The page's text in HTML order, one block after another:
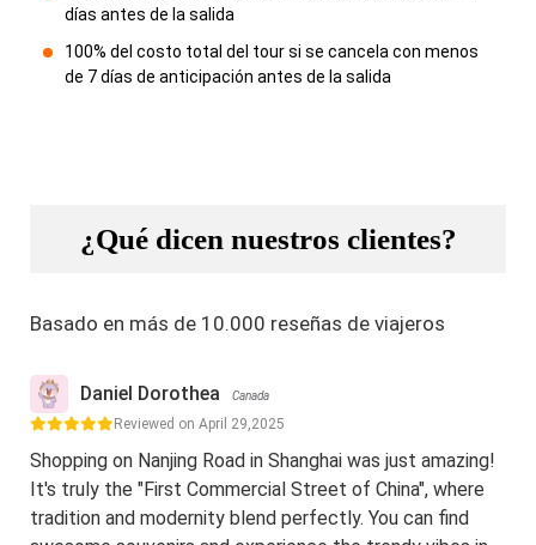
días antes de la salida
100% del costo total del tour si se cancela con menos
de 7 días de anticipación antes de la salida
¿Qué dicen nuestros clientes?
Basado en más de 10.000 reseñas de viajeros
Daniel Dorothea Canada
Reviewed on April 29,2025
Shopping on Nanjing Road in Shanghai was just amazing!
It's truly the "First Commercial Street of China", where
tradition and modernity blend perfectly. You can find